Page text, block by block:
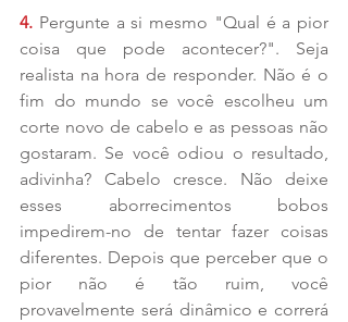
4. Pergunte a si mesmo "Qual é a pior
coisa que pode acontecer?". Seja
realista na hora de responder. Não é o
fim do mundo se você escolheu um
corte novo de cabelo e as pessoas não
gostaram. Se você odiou o resultado,
adivinha? Cabelo cresce. Não deixe
esses aborrecimentos bobos
impedirem-no de tentar fazer coisas
diferentes. Depois que perceber que o
pior não é tão ruim, você
provavelmente será dinâmico e correrá